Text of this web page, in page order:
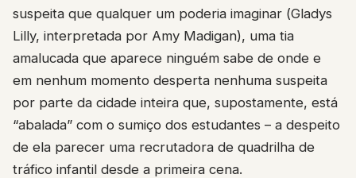
suspeita que qualquer um poderia imaginar (Gladys
Lilly, interpretada por Amy Madigan), uma tia
amalucada que aparece ninguém sabe de onde e
em nenhum momento desperta nenhuma suspeita
por parte da cidade inteira que, supostamente, está
“abalada” com o sumiço dos estudantes – a despeito
de ela parecer uma recrutadora de quadrilha de
tráfico infantil desde a primeira cena.